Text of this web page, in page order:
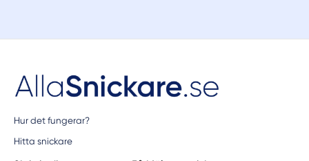
Hur det fungerar?
Hitta snickare